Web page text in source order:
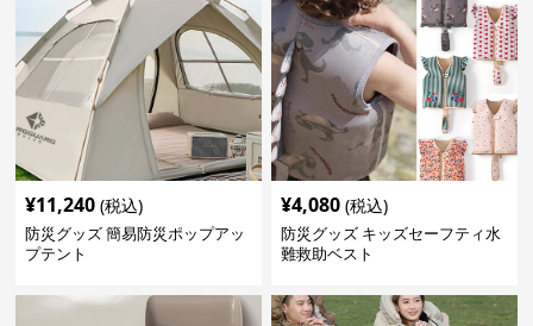
¥11,240 (税込)
防災グッズ 簡易防災ポップアッ
プテント
¥4,080 (税込)
防災グッズ キッズセーフティ水
難救助ベスト